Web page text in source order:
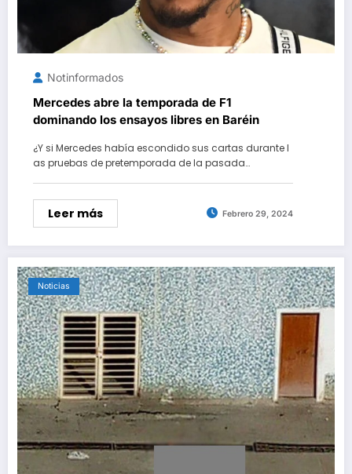
Notinformados
Mercedes abre la temporada de F1
dominando los ensayos libres en Baréin
¿Y si Mercedes había escondido sus cartas durante l
as pruebas de pretemporada de la pasada…
Leer más Febrero 29, 2024
Noticias